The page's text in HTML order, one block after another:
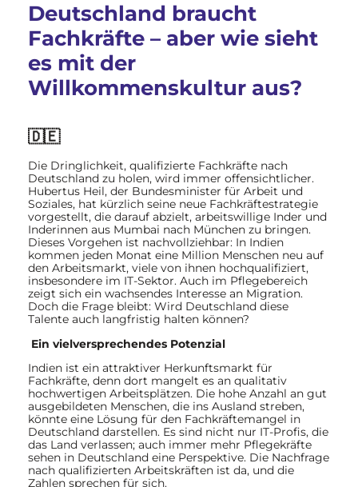
Deutschland braucht
Fachkräfte – aber wie sieht
es mit der
Willkommenskultur aus?
🇩🇪
Die Dringlichkeit, qualifizierte Fachkräfte nach
Deutschland zu holen, wird immer offensichtlicher.
Hubertus Heil, der Bundesminister für Arbeit und
Soziales, hat kürzlich seine neue Fachkräftestrategie
vorgestellt, die darauf abzielt, arbeitswillige Inder und
Inderinnen aus Mumbai nach München zu bringen.
Dieses Vorgehen ist nachvollziehbar: In Indien
kommen jeden Monat eine Million Menschen neu auf
den Arbeitsmarkt, viele von ihnen hochqualifiziert,
insbesondere im IT-Sektor. Auch im Pflegebereich
zeigt sich ein wachsendes Interesse an Migration.
Doch die Frage bleibt: Wird Deutschland diese
Talente auch langfristig halten können?
Ein vielversprechendes Potenzial
Indien ist ein attraktiver Herkunftsmarkt für
Fachkräfte, denn dort mangelt es an qualitativ
hochwertigen Arbeitsplätzen. Die hohe Anzahl an gut
ausgebildeten Menschen, die ins Ausland streben,
könnte eine Lösung für den Fachkräftemangel in
Deutschland darstellen. Es sind nicht nur IT-Profis, die
das Land verlassen; auch immer mehr Pflegekräfte
sehen in Deutschland eine Perspektive. Die Nachfrage
nach qualifizierten Arbeitskräften ist da, und die
Zahlen sprechen für sich.